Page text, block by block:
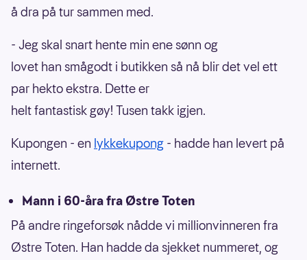
å dra på tur sammen med.
- Jeg skal snart hente min ene sønn og
lovet han smågodt i butikken så nå blir det vel ett
par hekto ekstra. Dette er
helt fantastisk gøy! Tusen takk igjen.
Kupongen - en lykkekupong - hadde han levert på
internett.
Mann i 60-åra fra Østre Toten
På andre ringeforsøk nådde vi millionvinneren fra
Østre Toten. Han hadde da sjekket nummeret, og